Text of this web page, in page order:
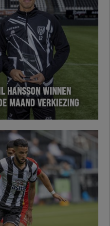
HANSSON WINNEN
MAAND VERKIEZING